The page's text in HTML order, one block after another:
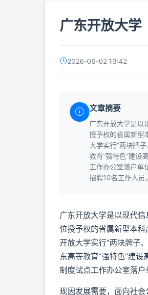
广东开放大学
2026-06-02 13:42
文章摘要
广东开放大学是以
授予权的省属新型
大学实行“两块牌
教育“强特色”建设
工作办公室落户单
招聘10名工作人员
广东开放大学是以现代
位授予权的省属新型本
开放大学实行“两块牌子
东高等教育“强特色”建
制度试点工作办公室落户
现因发展需要，面向社会